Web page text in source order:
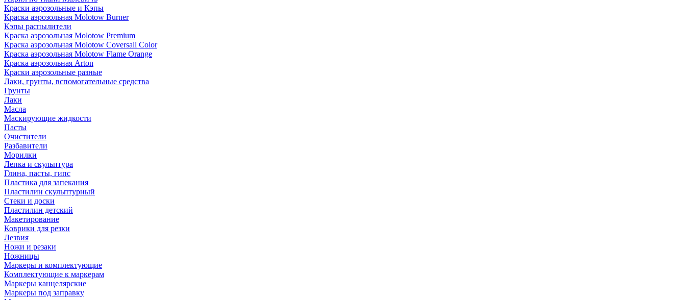
Краски аэрозольные и Кэпы
Краска аэрозольная Molotow Burner
Кэпы распылители
Краска аэрозольная Molotow Premium
Краска аэрозольная Molotow Coversall Color
Краска аэрозольная Molotow Flame Orange
Краска аэрозольная Arton
Краски аэрозольные разные
Лаки, грунты, вспомогательные средства
Грунты
Лаки
Масла
Маскирующие жидкости
Пасты
Очистители
Разбавители
Морилки
Лепка и скульптура
Глина, пасты, гипс
Пластика для запекания
Пластилин скульптурный
Стеки и доски
Пластилин детский
Макетирование
Коврики для резки
Лезвия
Ножи и резаки
Ножницы
Маркеры и комплектующие
Комплектующие к маркерам
Маркеры канцелярские
Маркеры под заправку